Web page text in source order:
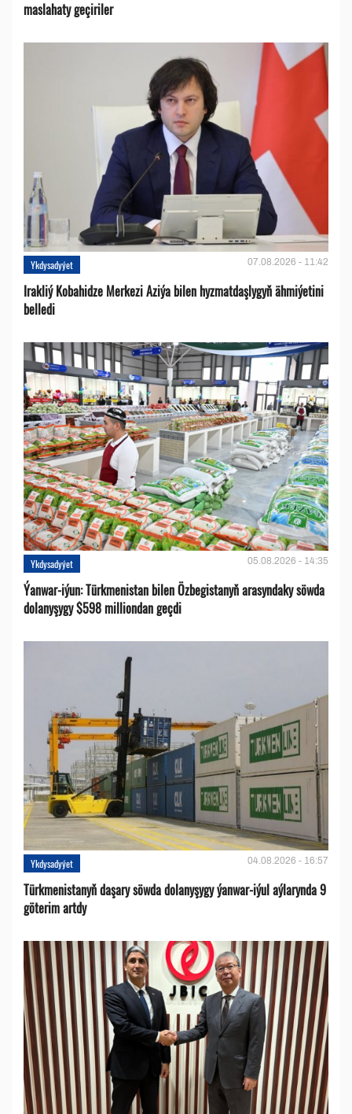
maslahaty geçiriler
Ykdysadyýet 07.08.2026 - 11:42
Irakliý Kobahidze Merkezi Aziýa bilen hyzmatdaşlygyň ähmiýetini
belledi
Ykdysadyýet 05.08.2026 - 14:35
Ýanwar-iýun: Türkmenistan bilen Özbegistanyň arasyndaky söwda
dolanyşygy $598 milliondan geçdi
Ykdysadyýet 04.08.2026 - 16:57
Türkmenistanyň daşary söwda dolanyşygy ýanwar-iýul aýlarynda 9
göterim artdy